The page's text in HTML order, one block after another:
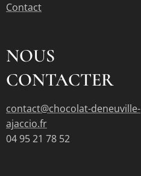
Contact
NOUS
CONTACTER
contact@chocolat-deneuville-
ajaccio.fr
04 95 21 78 52